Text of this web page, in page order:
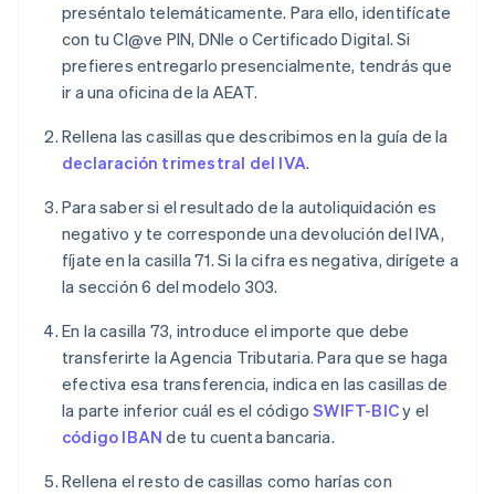
preséntalo telemáticamente. Para ello, identifícate
con tu Cl@ve PIN, DNIe o Certificado Digital. Si
prefieres entregarlo presencialmente, tendrás que
ir a una oficina de la AEAT.
Rellena las casillas que describimos en la guía de la
declaración trimestral del IVA.
Para saber si el resultado de la autoliquidación es
negativo y te corresponde una devolución del IVA,
fíjate en la casilla 71. Si la cifra es negativa, dirígete a
la sección 6 del modelo 303.
En la casilla 73, introduce el importe que debe
transferirte la Agencia Tributaria. Para que se haga
efectiva esa transferencia, indica en las casillas de
la parte inferior cuál es el códigoSWIFT-BICy el
código IBAN de tu cuenta bancaria.
Rellena el resto de casillas como harías con